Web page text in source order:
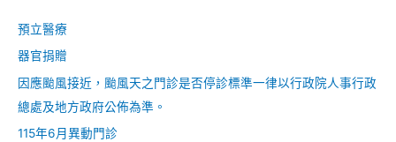
預立醫療
器官捐贈
因應颱風接近，颱風天之門診是否停診標準一律以行政院人事行政
總處及地方政府公佈為準。
115年6月異動門診